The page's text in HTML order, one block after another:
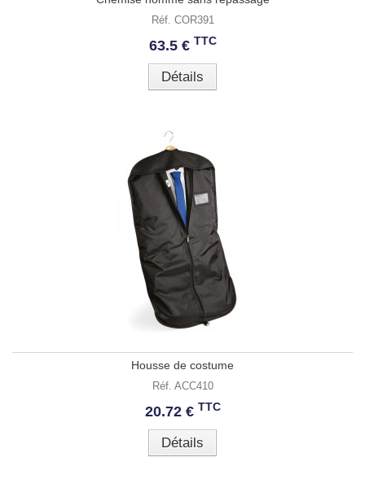
Réf. COR391
63.5 € TTC
Détails
Housse de costume
Réf. ACC410
20.72 € TTC
Détails